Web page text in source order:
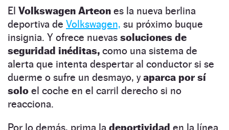
El Volkswagen Arteon es la nueva berlina
deportiva de Volkswagen, su próximo buque
insignia. Y ofrece nuevas soluciones de
seguridad inéditas, como una sistema de
alerta que intenta despertar al conductor si se
duerme o sufre un desmayo, yaparca por sí
solo el coche en el carril derecho si no
reacciona.
Por lo demás, prima la deportividad en la línea